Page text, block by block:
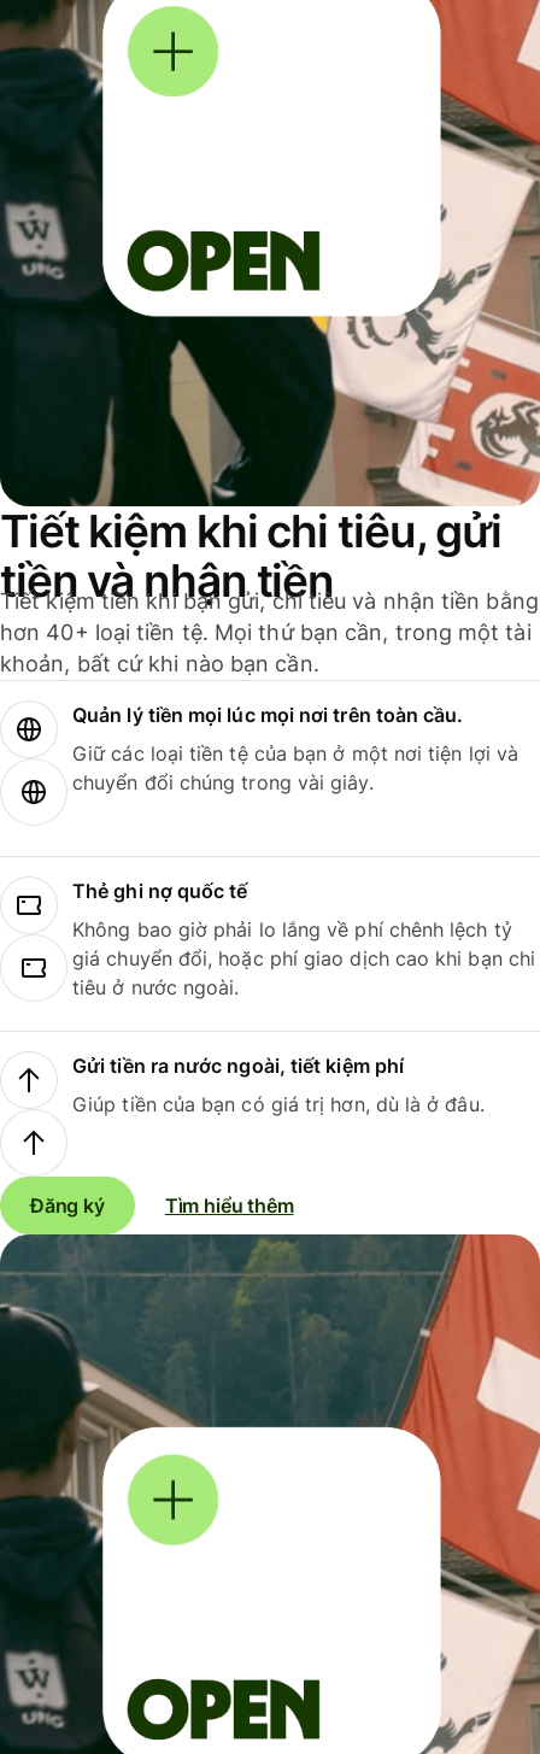
Tiết kiệm khi chi tiêu, gửi
tiền và nhận tiền
Tiết kiệm tiền khi bạn gửi, chi tiêu và nhận tiền bằng
hơn 40+ loại tiền tệ. Mọi thứ bạn cần, trong một tài
khoản, bất cứ khi nào bạn cần.
Quản lý tiền mọi lúc mọi nơi trên toàn cầu.
Giữ các loại tiền tệ của bạn ở một nơi tiện lợi và
chuyển đổi chúng trong vài giây.
Thẻ ghi nợ quốc tế
Không bao giờ phải lo lắng về phí chênh lệch tỷ
giá chuyển đổi, hoặc phí giao dịch cao khi bạn chi
tiêu ở nước ngoài.
Gửi tiền ra nước ngoài, tiết kiệm phí
Giúp tiền của bạn có giá trị hơn, dù là ở đâu.
Đăng ký Tìm hiểu thêm